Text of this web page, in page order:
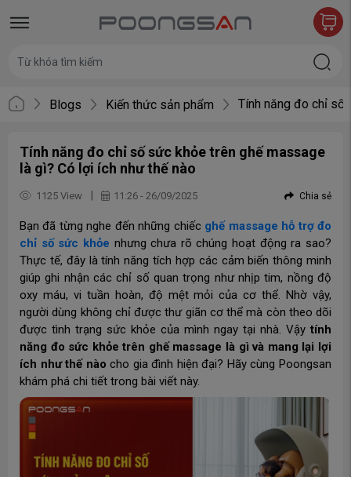
Blogs Kiến thức sản phẩm Tính năng đo chỉ số
Tính năng đo chỉ số sức khỏe trên ghế massage
là gì? Có lợi ích như thế nào
1125 View | 11:26 - 26/09/2025 Chia sẻ
Bạn đã từng nghe đến những chiếc ghế massage hỗ trợ đo
chỉ số sức khỏe nhưng chưa rõ chúng hoạt động ra sao?
Thực tế, đây là tính năng tích hợp các cảm biến thông minh
giúp ghi nhận các chỉ số quan trọng như nhịp tim, nồng độ
oxy máu, vi tuần hoàn, độ mệt mỏi của cơ thể. Nhờ vậy,
người dùng không chỉ được thư giãn cơ thể mà còn theo dõi
được tình trạng sức khỏe của mình ngay tại nhà. Vậy tính
năng đo sức khỏe trên ghế massage là gì và mang lại lợi
ích như thế nào cho gia đình hiện đại? Hãy cùng Poongsan
khám phá chi tiết trong bài viết này.